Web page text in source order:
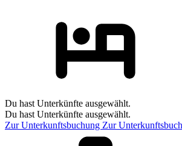
Du hast Unterkünfte ausgewählt.
Du hast Unterkünfte ausgewählt.
Zur Unterkunftsbuchung Zur